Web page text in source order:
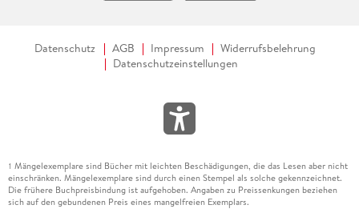
Datenschutz AGB Impressum
Widerrufsbelehrung
Datenschutzeinstellungen
1 Mängelexemplare sind Bücher mit leichten Beschädigungen, die das Lesen aber nicht
einschränken. Mängelexemplare sind durch einen Stempel als solche gekennzeichnet.
Die frühere Buchpreisbindung ist aufgehoben. Angaben zu Preissenkungen beziehen
sich auf den gebundenen Preis eines mangelfreien Exemplars.